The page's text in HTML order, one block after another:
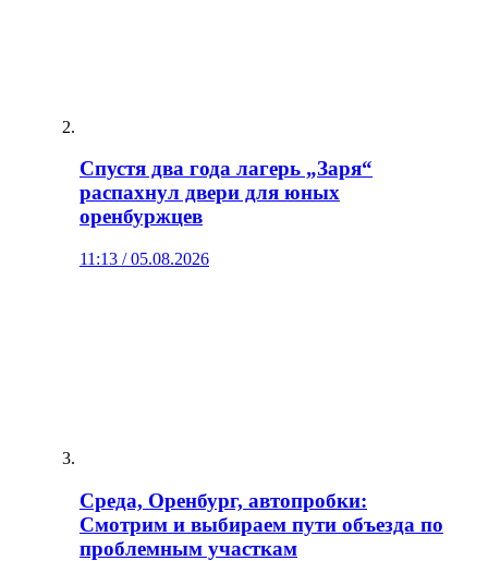
Спустя два года лагерь „Заря“
распахнул двери для юных
оренбуржцев
11:13 / 05.08.2026
Среда, Оренбург, автопробки:
Смотрим и выбираем пути объезда по
проблемным участкам